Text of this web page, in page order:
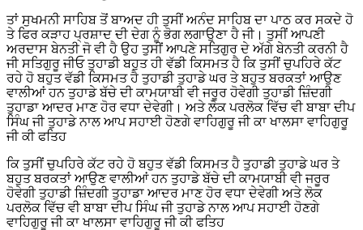
ਤਾਂ ਸੁਖਮਨੀ ਸਾਹਿਬ ਤੋਂ ਬਾਅਦ ਹੀ ਤੁਸੀਂ ਅਨੰਦ ਸਾਹਿਬ ਦਾ ਪਾਠ ਕਰ ਸਕਦੇ ਹੋ
ਤੇ ਫਿਰ ਕੜਾਹ ਪ੍ਰਸ਼ਾਦ ਦੀ ਦੇਗ ਨੂੰ ਭੋਗ ਲਗਾਉਣਾ ਹੈ ਜੀ। ਤੁਸੀਂ ਆਪਣੀ
ਅਰਦਾਸ ਬੇਨਤੀ ਜੋ ਵੀ ਹੈ ਉਹ ਤੁਸੀਂ ਆਪਣੇ ਸਤਿਗੁਰ ਦੇ ਅੱਗੇ ਬੇਨਤੀ ਕਰਨੀ ਹੈ
ਜੀ ਸਤਿਗੁਰੂ ਜੀਓ ਤੁਹਾਡੀ ਬਹੁਤ ਹੀ ਵੱਡੀ ਕਿਸਮਤ ਹੈ ਕਿ ਤੁਸੀਂ ਚੁਪਹਿਰੇ ਕੱਟ
ਰਹੇ ਹੋ ਬਹੁਤ ਵੱਡੀ ਕਿਸਮਤ ਹੈ ਤੁਹਾਡੀ ਤੁਹਾਡੇ ਘਰ ਤੇ ਬਹੁਤ ਬਰਕਤਾਂ ਆਉਣ
ਵਾਲੀਆਂ ਹਨ ਤੁਹਾਡੇ ਬੱਚੇ ਦੀ ਕਾਮਯਾਬੀ ਵੀ ਜਰੂਰ ਹੋਵੇਗੀ ਤੁਹਾਡੀ ਜ਼ਿੰਦਗੀ
ਤੁਹਾਡਾ ਆਦਰ ਮਾਣ ਹੋਰ ਵਧਾ ਦੇਵੇਗੀ। ਅਤੇ ਲੋਕ ਪਰਲੋਕ ਵਿੱਚ ਵੀ ਬਾਬਾ ਦੀਪ
ਸਿੰਘ ਜੀ ਤੁਹਾਡੇ ਨਾਲ ਆਪ ਸਹਾਈ ਹੋਣਗੇ ਵਾਹਿਗੁਰੂ ਜੀ ਕਾ ਖਾਲਸਾ ਵਾਹਿਗੁਰੂ
ਜੀ ਕੀ ਫਤਿਹ
ਕਿ ਤੁਸੀਂ ਚੁਪਹਿਰੇ ਕੱਟ ਰਹੇ ਹੋ ਬਹੁਤ ਵੱਡੀ ਕਿਸਮਤ ਹੈ ਤੁਹਾਡੀ ਤੁਹਾਡੇ ਘਰ ਤੇ
ਬਹੁਤ ਬਰਕਤਾਂ ਆਉਣ ਵਾਲੀਆਂ ਹਨ ਤੁਹਾਡੇ ਬੱਚੇ ਦੀ ਕਾਮਯਾਬੀ ਵੀ ਜਰੂਰ
ਹੋਵੇਗੀ ਤੁਹਾਡੀ ਜ਼ਿੰਦਗੀ ਤੁਹਾਡਾ ਆਦਰ ਮਾਣ ਹੋਰ ਵਧਾ ਦੇਵੇਗੀ ਅਤੇ ਲੋਕ
ਪਰਲੋਕ ਵਿੱਚ ਵੀ ਬਾਬਾ ਦੀਪ ਸਿੰਘ ਜੀ ਤੁਹਾਡੇ ਨਾਲ ਆਪ ਸਹਾਈ ਹੋਣਗੇ
ਵਾਹਿਗੁਰੂ ਜੀ ਕਾ ਖਾਲਸਾ ਵਾਹਿਗੁਰੂ ਜੀ ਕੀ ਫਤਿਹ